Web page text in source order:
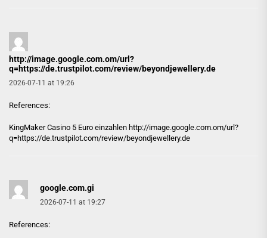
http://image.google.com.om/url?
q=https://de.trustpilot.com/review/beyondjewellery.de
2026-07-11 at 19:26
References:
KingMaker Casino 5 Euro einzahlen http://image.google.com.om/url?
q=https://de.trustpilot.com/review/beyondjewellery.de
google.com.gi
2026-07-11 at 19:27
References: